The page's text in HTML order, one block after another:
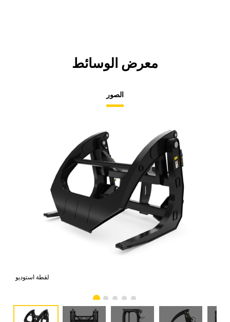
معرض الوسائط
الصور
لقطة استوديو